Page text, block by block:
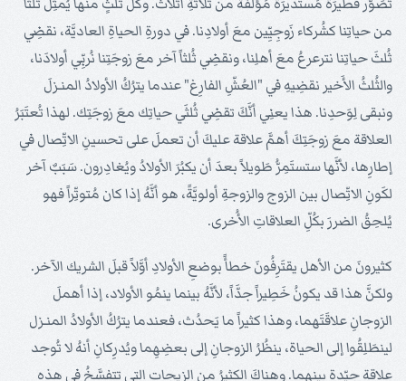
من حياتِنا كشُركاء زَوجِيِّين معَ أولادِنا. في دورةِ الحياةِ العاديَّة، نقضِي
ثُلثَ حياتِنا نترعرعُ معَ أهلِنا، ونقضِي ثُلثاً آخر معَ زوجَتِنا نُربِّي أولادَنا،
والثُلثُ الأَخير نقضِيهِ في "العُشِّ الفارِغ" عندما يترُكُ الأولادُ المنـزلَ
ونبقى لِوَحدِنا. هذا يعنِي أنَّكَ تقضِي ثُلثَي حياتِك معَ زوجَتِك. لهذا تُعتَبَرُ
العلاقة معَ زوجَتِكَ أهمَّ علاقة عليكَ أن تعملَ على تحسينِ الاتِّصال في
إطارِها، لأنَّها ستستَمِرُّ طَويلاً بعدَ أن يكبُرَ الأولادُ ويُغادِرون. سَبَبٌ آخر
لكَونِ الاتِّصال بين الزوج والزوجةِ أولويَّةً، هو أنَّهُ إذا كان مُتوتِّراً فهو
يُلحِقُ الضررَ بكُلِّ العلاقاتِ الأُخرى.
كثيرونَ من الأهل يقتَرِفُونَ خطأً بوضعِ الأولادِ أوَّلاً قبلَ الشريك الآخر.
ولكنَّ هذا قد يكونُ خَطِيراً جدَّاً، لأنَّهُ بينما ينمُو الأولاد، إذا أهملَ
الزوجانِ علاقَتَهما، وهذا كثيراً ما يَحدُث، فعندما يترُكُ الأولادُ المنـزل
لينطَلِقُوا إلى الحياة، ينظُرُ الزوجانِ إلى بعضِهِما ويُدرِكانِ أنهُ لا تُوجد
علاقة جيِّدة بينهما. وهناكَ الكثيرُ من الزيجات التي تتفسَّخُ في هذه